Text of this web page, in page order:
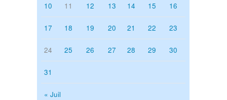
« Juil
10 11 12 13 14 15 16
17 18 19 20 21 22 23
24 25 26 27 28 29 30
31